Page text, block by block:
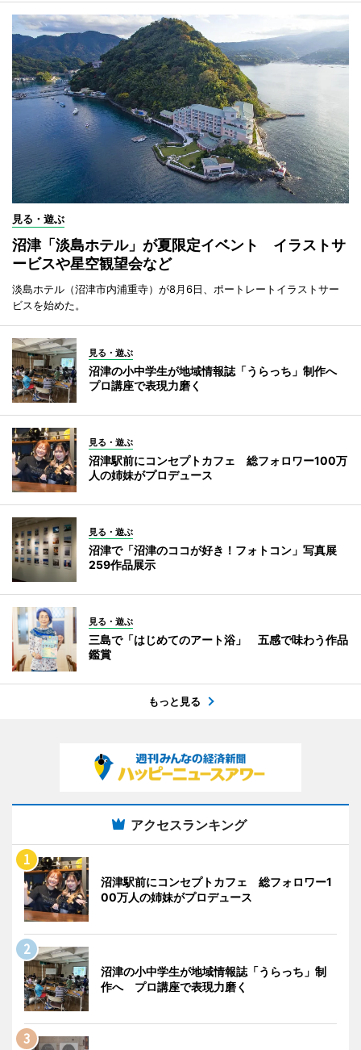
見る・遊ぶ
沼津「淡島ホテル」が夏限定イベント イラストサ
ービスや星空観望会など
淡島ホテル（沼津市内浦重寺）が8月6日、ポートレートイラストサー
ビスを始めた。
見る・遊ぶ
沼津の小中学生が地域情報誌「うらっち」制作へ
プロ講座で表現力磨く
見る・遊ぶ
沼津駅前にコンセプトカフェ 総フォロワー100万
人の姉妹がプロデュース
見る・遊ぶ
沼津で「沼津のココが好き！フォトコン」写真展
259作品展示
見る・遊ぶ
三島で「はじめてのアート浴」 五感で味わう作品
鑑賞
もっと見る
アクセスランキング
沼津駅前にコンセプトカフェ 総フォロワー1
00万人の姉妹がプロデュース
沼津の小中学生が地域情報誌「うらっち」制
作へ プロ講座で表現力磨く